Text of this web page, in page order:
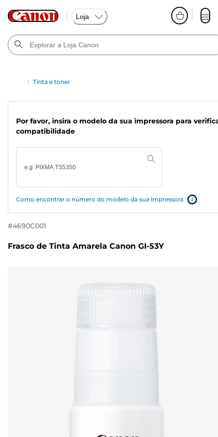
Loja
Tinta e toner
Por favor, insira o modelo da sua impressora para
compatibilidade
Como encontrar o número do modelo da sua impressora
#4690C001
Frasco de Tinta Amarela Canon GI-53Y